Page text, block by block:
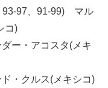
93-97、91-99) マル
コ)
ー・アコスタ(メキ
・クルス(メキシコ)